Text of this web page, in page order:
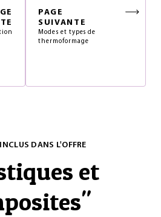
PAGE
SUIVANTE
Modes et types de
thermoformage
DANS L'OFFRE
et
"